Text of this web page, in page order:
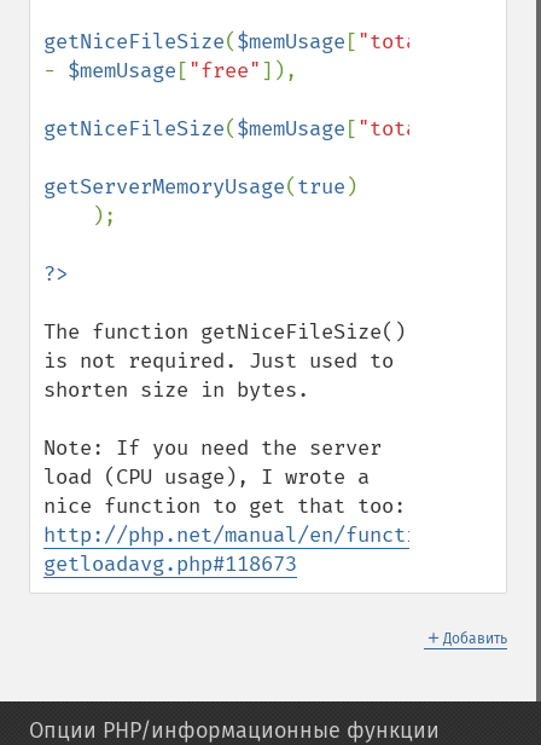
getNiceFileSize($memUsage ["total"
- $memUsage ["free"]),
getNiceFileSize($memUsage ["total"
getServerMemoryUsage(true )
The function getNiceFileSize()
is not required. Just used to
shorten size in bytes.
Note: If you need the server
load (CPU usage), I wrote a
http://php.net/manual/en/function.sys-
getloadavg.php#118673
＋ Добавить
Опции PHP/информационные функции